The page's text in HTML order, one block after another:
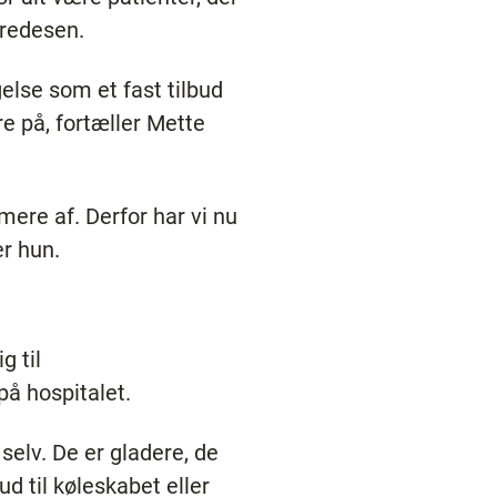
som et fast tilbud
på, fortæller Mette
af. Derfor har vi nu
hun.
til
hospitalet.
De er gladere, de
til køleskabet eller